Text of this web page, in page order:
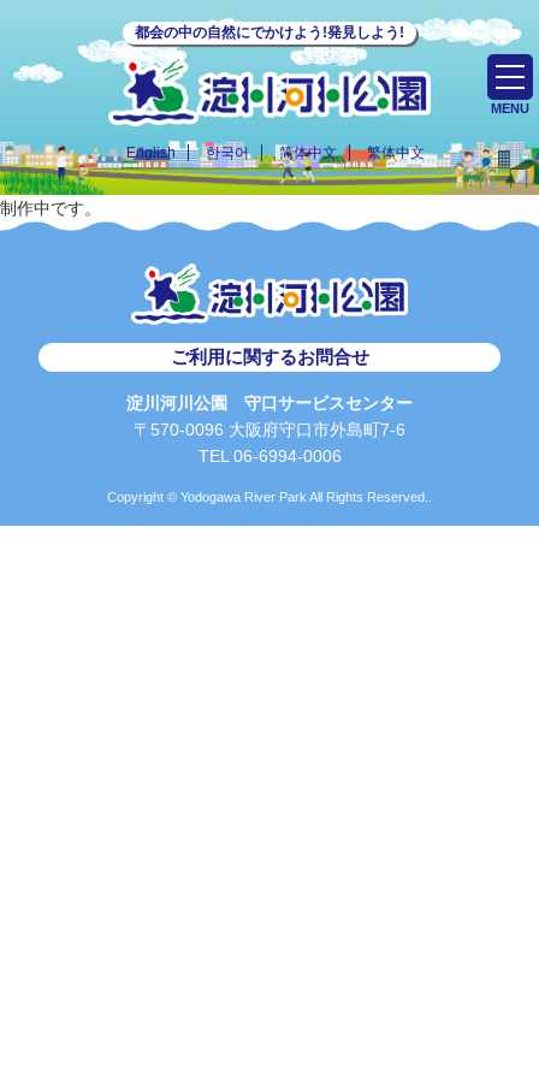
都会の中の自然にでかけよう!発見しよう!
English 한국어 简体中文 繁体中文
MENU
制作中です。
ご利用に関するお問合せ
淀川河川公園 守口サービスセンター
〒570-0096 大阪府守口市外島町7-6
TEL 06-6994-0006
Copyright © Yodogawa River Park All Rights Reserved..